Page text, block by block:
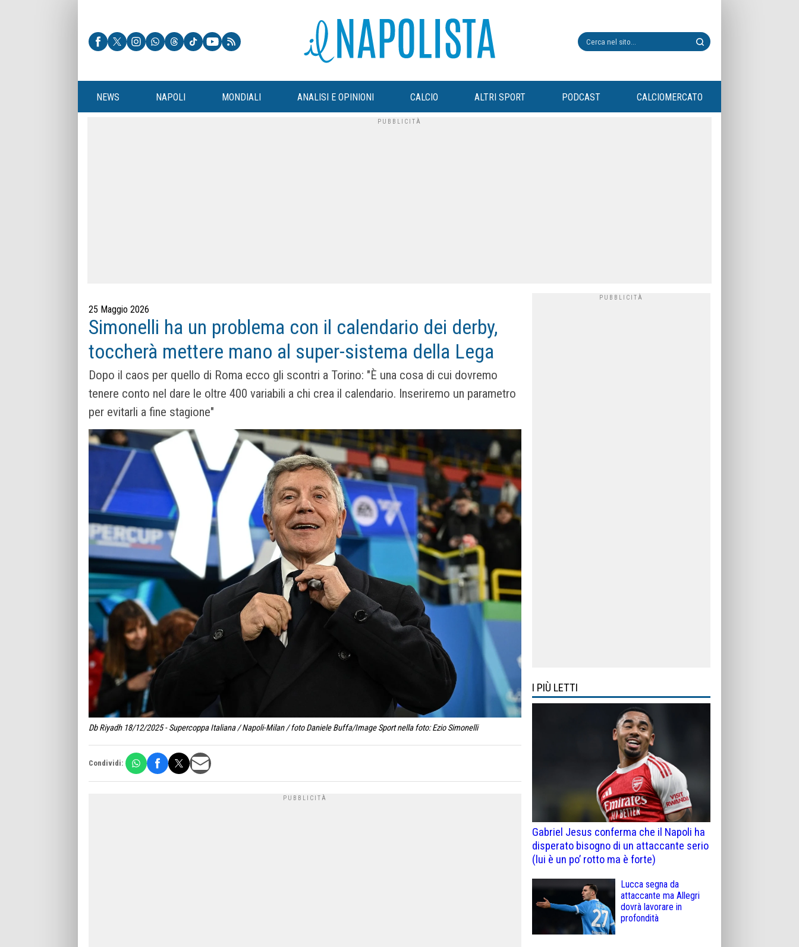
NEWS NAPOLI MONDIALI ANALISI E OPINIONI CALCIO ALTRI SPORT PODCAST CALCIOMERCATO
25 Maggio 2026
Simonelli ha un problema con il calendario dei derby,
toccherà mettere mano al super-sistema della Lega
Dopo il caos per quello di Roma ecco gli scontri a Torino: "È una cosa di cui dovremo
tenere conto nel dare le oltre 400 variabili a chi crea il calendario. Inseriremo un parametro
per evitarli a fine stagione"
Db Riyadh 18/12/2025 - Supercoppa Italiana / Napoli-Milan / foto Daniele Buffa/Image Sport nella foto: Ezio Simonelli
Condividi:
I PIÙ LETTI
Gabriel Jesus conferma che il Napoli ha
disperato bisogno di un attaccante serio
(lui è un po’ rotto ma è forte)
Lucca segna da
attaccante ma Allegri
dovrà lavorare in
profondità